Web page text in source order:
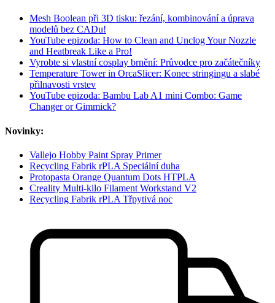
Mesh Boolean při 3D tisku: řezání, kombinování a úprava
modelů bez CADu!
YouTube epizoda: How to Clean and Unclog Your Nozzle
and Heatbreak Like a Pro!
Vyrobte si vlastní cosplay brnění: Průvodce pro začátečníky
Temperature Tower in OrcaSlicer: Konec stringingu a slabé
přilnavosti vrstev
YouTube epizoda: Bambu Lab A1 mini Combo: Game
Changer or Gimmick?
Novinky:
Vallejo Hobby Paint Spray Primer
Recycling Fabrik rPLA Speciální duha
Protopasta Orange Quantum Dots HTPLA
Creality Multi-kilo Filament Workstand V2
Recycling Fabrik rPLA Třpytivá noc